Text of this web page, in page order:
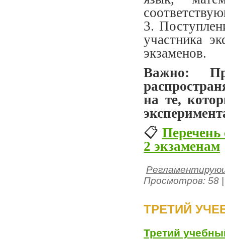
3.
участника
экзаменов.
Важно:
на те,
📋
2 экзаменам
Просмотров: 58
ТРЕТИЙ
Третий